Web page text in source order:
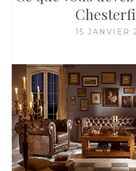
15 JANVIER